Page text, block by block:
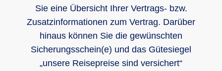
Sie eine Übersicht Ihrer Vertrags- bzw.
Zusatzinformationen zum Vertrag. Darüber
hinaus können Sie die gewünschten
Sicherungsschein(e) und das Gütesiegel
„unsere Reisepreise sind versichert“